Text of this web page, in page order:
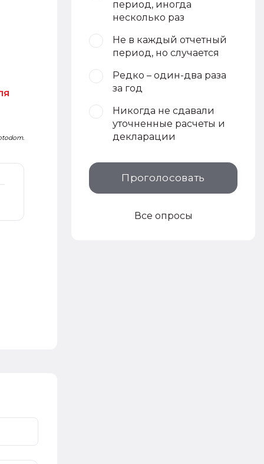
период, иногда
несколько раз
Не в каждый отчетный
период, но случается
Редко – один-два раза
за год
Никогда не сдавали
уточненные расчеты и
декларации
Проголосовать
Все опросы